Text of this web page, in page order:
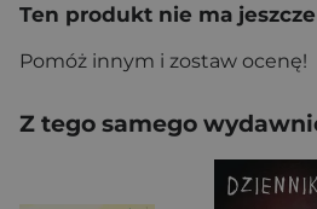
Ten produkt nie ma
Pomóż innym i zostaw ocenę!
Z tego samego